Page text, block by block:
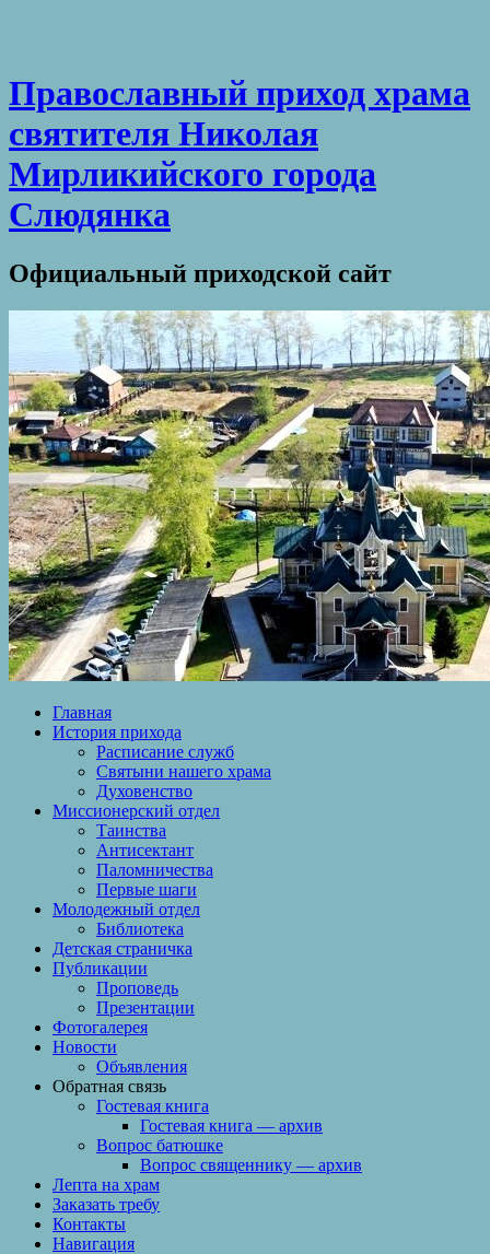
Православный приход храма
святителя Николая
Мирликийского города
Слюдянка
Официальный приходской сайт
Главная
История прихода
Расписание служб
Святыни нашего храма
Духовенство
Миссионерский отдел
Таинства
Антисектант
Паломничества
Первые шаги
Молодежный отдел
Библиотека
Детская страничка
Публикации
Проповедь
Презентации
Фотогалерея
Новости
Объявления
Обратная связь
Гостевая книга
Гостевая книга — архив
Вопрос батюшке
Вопрос священнику — архив
Лепта на храм
Заказать требу
Контакты
Навигация